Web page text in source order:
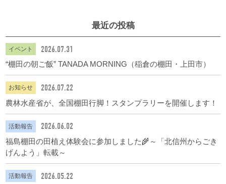
最近の投稿
イベント 2026.07.31
“棚田の朝ご飯” TANADA MORNING（稲倉の棚田・上田市）
お知らせ 2026.07.22
農林水産省が、全国棚田行脚！スタンプラリーを開催します！
活動報告 2026.06.02
福島棚田の田植え体験会に参加しました🌾～「北信州からごき
げんよう」転載～
活動報告 2026.05.22